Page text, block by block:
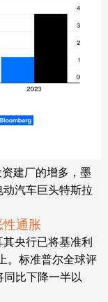
资建厂的增多，墨
汽车巨头特斯拉
性通胀
央行已将基准利
。标准普尔全球评
比下降一半以